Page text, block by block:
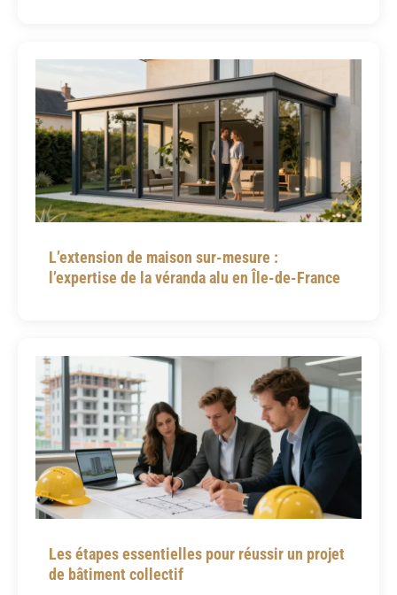
L’extension de maison sur-mesure :
l’expertise de la véranda alu en Île-de-France
Les étapes essentielles pour réussir un projet
de bâtiment collectif